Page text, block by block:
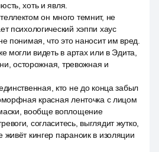
хоть и явля.
он много темнит, не
психологический хэппи хаус
понимая, что это наносит им вред.
могли видеть в артах или в Эдита,
осторожная, тревожная и
кто не до конца забыл
красная ленточка с лицом
вообще воплощение
согласитесь, выглядит жутко,
кингер параноик в изоляции